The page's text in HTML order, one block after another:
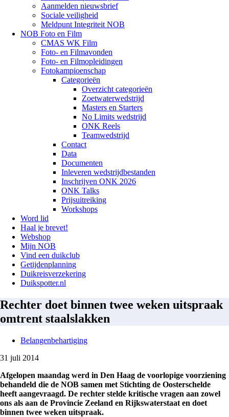
Aanmelden nieuwsbrief
Sociale veiligheid
Meldpunt Integriteit NOB
NOB Foto en Film
CMAS WK Film
Foto- en Filmavonden
Foto- en Filmopleidingen
Fotokampioenschap
Categorieën
Overzicht categorieën
Zoetwaterwedstrijd
Masters en Starters
No Limits wedstrijd
ONK Reels
Teamwedstrijd
Contact
Data
Documenten
Inleveren wedstrijdbestanden
Inschrijven ONK 2026
ONK Talks
Prijsuitreiking
Workshops
Word lid
Haal je brevet!
Webshop
Mijn NOB
Vind een duikclub
Getijdenplanning
Duikreisverzekering
Duikspotter.nl
Rechter doet binnen twee weken uitspraak
omtrent staalslakken
Belangenbehartiging
31 juli 2014
Afgelopen maandag werd in Den Haag de voorlopige voorziening
behandeld die de NOB samen met Stichting de Oosterschelde
heeft aangevraagd. De rechter stelde kritische vragen aan zowel
ons als aan de Provincie Zeeland en Rijkswaterstaat en doet
binnen twee weken uitspraak.